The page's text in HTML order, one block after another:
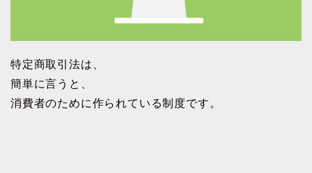
特定商取引法は、
簡単に言うと、
消費者のために作られている制度です。